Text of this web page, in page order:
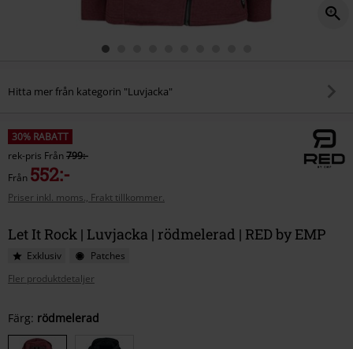
Hitta mer från kategorin "Luvjacka"
30% RABATT
rek-pris Från799:-
Från 552:-
Priser inkl. moms., Frakt tillkommer.
Let It Rock | Luvjacka | rödmelerad | RED by EMP
Exklusiv
Patches
Fler produktdetaljer
Välj
din
Färg: rödmelerad